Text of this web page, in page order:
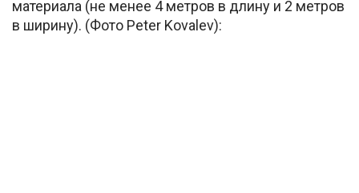
материала (не менее 4 метров в длину и 2 метров
в ширину). (Фото Peter Kovalev):